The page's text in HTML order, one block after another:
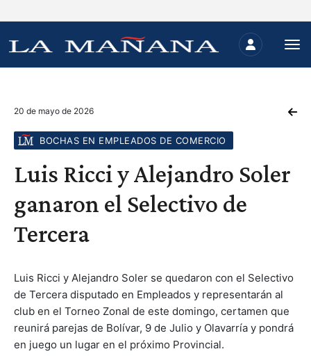
20 de mayo de 2026
BOCHAS EN EMPLEADOS DE COMERCIO
Luis Ricci y Alejandro Soler
ganaron el Selectivo de
Tercera
Luis Ricci y Alejandro Soler se quedaron con el Selectivo
de Tercera disputado en Empleados y representarán al
club en el Torneo Zonal de este domingo, certamen que
reunirá parejas de Bolívar, 9 de Julio y Olavarría y pondrá
en juego un lugar en el próximo Provincial.